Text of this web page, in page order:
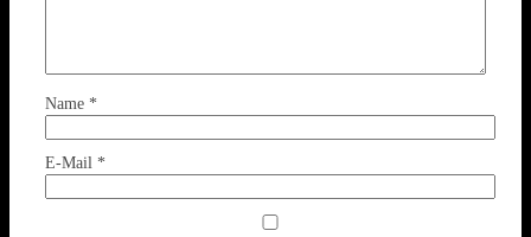
Name *
E-Mail *